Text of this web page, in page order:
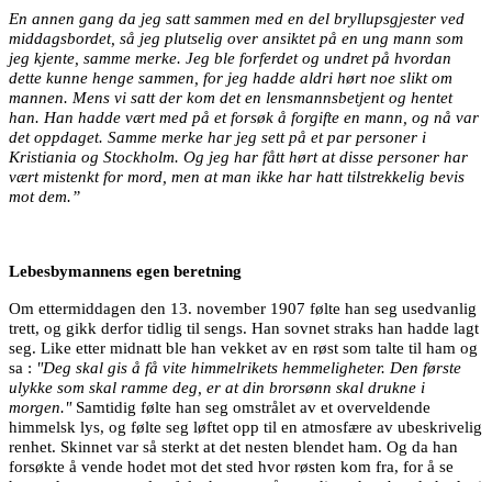
En annen gang da jeg satt sammen med en del bryllupsgjester ved
middagsbordet, så jeg plutselig over ansiktet på en ung mann som
jeg kjente, samme merke. Jeg ble forferdet og undret på hvordan
dette kunne henge sammen, for jeg hadde aldri hørt noe slikt om
mannen. Mens vi satt der kom det en lensmannsbetjent og hentet
han. Han hadde vært med på et forsøk å forgifte en mann, og nå var
det oppdaget. Samme merke har jeg sett på et par personer i
Kristiania og Stockholm. Og jeg har fått hørt at disse personer har
vært mistenkt for mord, men at man ikke har hatt tilstrekkelig bevis
mot dem.”
Lebesbymannens egen beretning
Om ettermiddagen den 13. november 1907 følte han seg usedvanlig
trett, og gikk derfor tidlig til sengs. Han sovnet straks han hadde lagt
seg. Like etter midnatt ble han vekket av en røst som talte til ham og
sa : "Deg skal gis å få vite himmelrikets hemmeligheter. Den første
ulykke som skal ramme deg, er at din brorsønn skal drukne i
morgen."Samtidig følte han seg omstrålet av et overveldende
himmelsk lys, og følte seg løftet opp til en atmosfære av ubeskrivelig
renhet. Skinnet var så sterkt at det nesten blendet ham. Og da han
forsøkte å vende hodet mot det sted hvor røsten kom fra, for å se